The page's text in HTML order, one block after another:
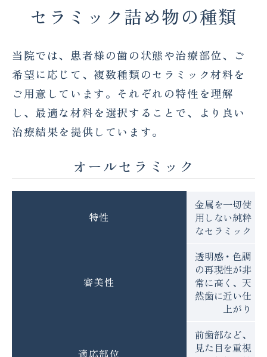
セラミック詰め物の種類
当院では、患者様の歯の状態や治療部位、ご
希望に応じて、複数種類のセラミック材料を
ご用意しています。それぞれの特性を理解
し、最適な材料を選択することで、より良い
治療結果を提供しています。
オールセラミック
特性
金属を一切使
用しない純粋
なセラミック
審美性
透明感・色調
の再現性が非
常に高く、天
然歯に近い仕
上がり
適応部位
前歯部など、
見た目を重視